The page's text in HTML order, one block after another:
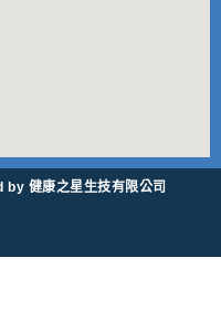
健康之星生技有限公司